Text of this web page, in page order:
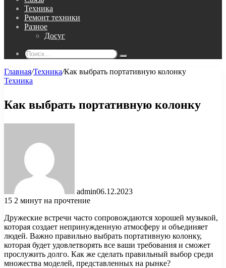
Техника
Ремонт техники
Разное
Досуг
Поиск...
Главная/Техника/Как выбрать портативную колонку
Техника
Как выбрать портативную колонку
admin06.12.2023
15 2 минут на прочтение
Дружеские встречи часто сопровождаются хорошей музыкой,
которая создает непринужденную атмосферу и объединяет
людей. Важно правильно выбрать портативную колонку,
которая будет удовлетворять все ваши требования и сможет
прослужить долго. Как же сделать правильный выбор среди
множества моделей, представленных на рынке?